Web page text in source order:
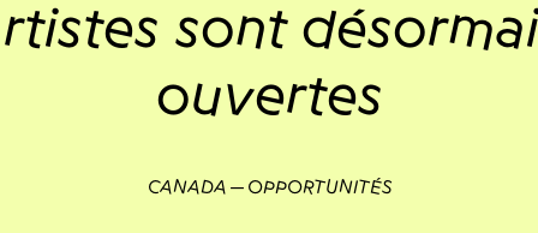
sont
ouvertes
CANADA OPPORTUNITÉS